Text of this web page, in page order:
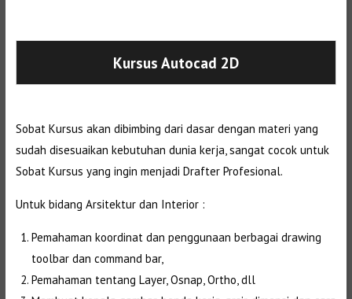
Kursus Autocad 2D
Sobat Kursus akan dibimbing dari dasar dengan materi yang
sudah disesuaikan kebutuhan dunia kerja, sangat cocok untuk
Sobat Kursus yang ingin menjadi Drafter Profesional.
Untuk bidang Arsitektur dan Interior :
Pemahaman koordinat dan penggunaan berbagai drawing
toolbar dan command bar,
Pemahaman tentang Layer, Osnap, Ortho, dll